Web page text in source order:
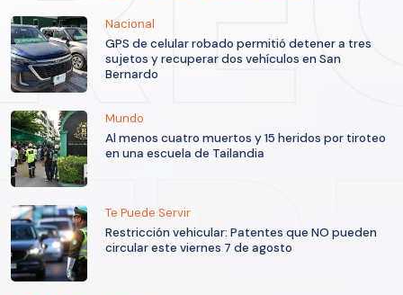
Nacional
GPS de celular robado permitió detener a tres
sujetos y recuperar dos vehículos en San
Bernardo
Mundo
Al menos cuatro muertos y 15 heridos por tiroteo
en una escuela de Tailandia
Te Puede Servir
Restricción vehicular: Patentes que NO pueden
circular este viernes 7 de agosto